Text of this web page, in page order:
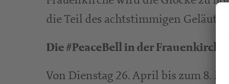
die Teil des achtstimmigen Geläuts
Die #PeaceBell in der Frauenkirche
Von Dienstag 26. April bis zum 8.